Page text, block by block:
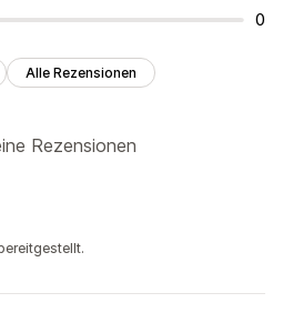
0
Alle Rezensionen
Rezensionen